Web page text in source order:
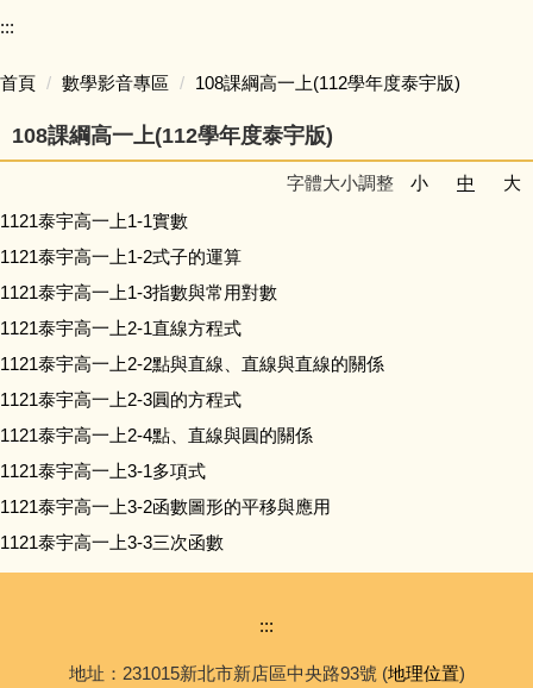
:::
首頁 數學影音專區 108課綱高一上(112學年度泰宇版)
108課綱高一上(112學年度泰宇版)
字體大小調整 小 中
大
1121泰宇高一上1-1實數
1121泰宇高一上1-2式子的運算
1121泰宇高一上1-3指數與常用對數
1121泰宇高一上2-1直線方程式
1121泰宇高一上2-2點與直線、直線與直線的關係
1121泰宇高一上2-3圓的方程式
1121泰宇高一上2-4點、直線與圓的關係
1121泰宇高一上3-1多項式
1121泰宇高一上3-2函數圖形的平移與應用
1121泰宇高一上3-3三次函數
:::
地址：231015新北市新店區中央路93號 (地理位置)